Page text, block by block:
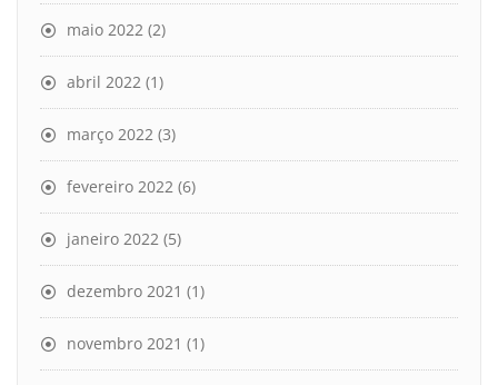
maio 2022 (2)
abril 2022 (1)
março 2022 (3)
fevereiro 2022 (6)
janeiro 2022 (5)
dezembro 2021 (1)
novembro 2021 (1)